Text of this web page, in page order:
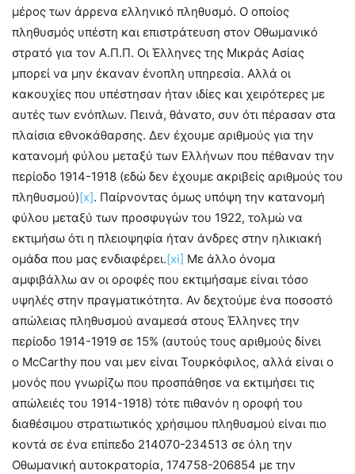
μέρος των άρρενα ελληνικό πληθυσμό. Ο οποίος
πληθυσμός υπέστη και επιστράτευση στον Οθωμανικό
στρατό για τον Α.Π.Π. Οι Έλληνες της Μικράς Ασίας
μπορεί να μην έκαναν ένοπλη υπηρεσία. Αλλά οι
κακουχίες που υπέστησαν ήταν ιδίες και χειρότερες με
αυτές των ενόπλων. Πεινά, θάνατο, συν ότι πέρασαν στα
πλαίσια εθνοκάθαρσης. Δεν έχουμε αριθμούς για την
κατανομή φύλου μεταξύ των Ελλήνων που πέθαναν την
περίοδο 1914-1918 (εδώ δεν έχουμε ακριβείς αριθμούς του
πληθυσμού)[x]. Παίρνοντας όμως υπόψη την κατανομή
φύλου μεταξύ των προσφυγών του 1922, τολμώ να
εκτιμήσω ότι η πλειοψηφία ήταν άνδρες στην ηλικιακή
ομάδα που μας ενδιαφέρει.[xi] Με άλλο όνομα
αμφιβάλλω αν οι οροφές που εκτιμήσαμε είναι τόσο
υψηλές στην πραγματικότητα. Αν δεχτούμε ένα ποσοστό
απώλειας πληθυσμού αναμεσά στους Έλληνες την
περίοδο 1914-1919 σε 15% (αυτούς τους αριθμούς δίνει
ο McCarthy που ναι μεν είναι Τουρκόφιλος, αλλά είναι ο
μονός που γνωρίζω που προσπάθησε να εκτιμήσει τις
απώλειές του 1914-1918) τότε πιθανόν η οροφή του
διαθέσιμου στρατιωτικός χρήσιμου πληθυσμού είναι πιο
κοντά σε ένα επίπεδο 214070-234513 σε όλη την
Οθωμανική αυτοκρατορία, 174758-206854 με την